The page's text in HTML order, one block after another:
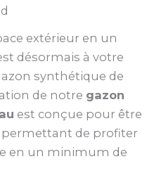
extérieur en un
désormais à votre
synthétique de
de notre gazon
est conçue pour être
permettant de profiter
en un minimum de